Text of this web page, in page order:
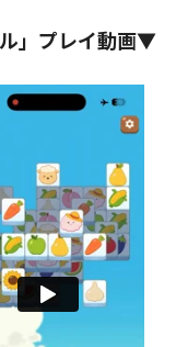
ル」プレイ動画▼